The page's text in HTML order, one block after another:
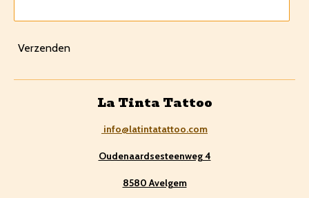
Verzenden
La Tinta Tattoo
info@latintatattoo.com
Oudenaardsesteenweg 4
8580 Avelgem